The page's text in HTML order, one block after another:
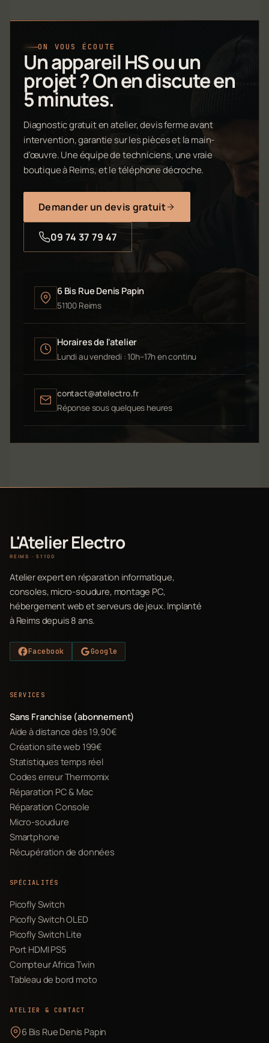
ON VOUS ÉCOUTE
Un appareil HS ou un
projet ? On en discute en
5 minutes.
Diagnostic gratuit en atelier, devis ferme avant
intervention, garantie sur les pièces et la main-
d'œuvre. Une équipe de techniciens, une vraie
boutique à Reims, et le téléphone décroche.
Demander un devis gratuit
09 74 37 79 47
6 Bis Rue Denis Papin
51100 Reims
Horaires de l'atelier
Lundi au vendredi : 10h–17h en continu
contact@atelectro.fr
Réponse sous quelques heures
L'Atelier Electro
REIMS · 51100
Atelier expert en réparation informatique,
consoles, micro-soudure, montage PC,
hébergement web et serveurs de jeux. Implanté
à Reims depuis 8 ans.
Facebook Google
SERVICES
Sans Franchise (abonnement)
Aide à distance dès 19,90€
Création site web 199€
Statistiques temps réel
Codes erreur Thermomix
Réparation PC & Mac
Réparation Console
Micro-soudure
Smartphone
Récupération de données
SPÉCIALITÉS
Picofly Switch
Picofly Switch OLED
Picofly Switch Lite
Port HDMI PS5
Compteur Africa Twin
Tableau de bord moto
ATELIER & CONTACT
6 Bis Rue Denis Papin